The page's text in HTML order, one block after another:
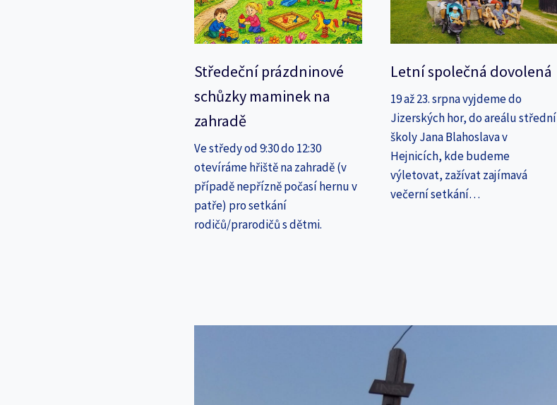
Středeční prázdninové
schůzky maminek na
zahradě
Ve středy od 9:30 do 12:30
otevíráme hřiště na zahradě (v
případě nepřízně počasí hernu v
patře) pro setkání
rodičů/prarodičů s dětmi.
Letní společná dovolená
19 až 23. srpna vyjdeme do
Jizerských hor, do areálu střední
školy Jana Blahoslava v
Hejnicích, kde budeme
výletovat, zažívat zajímavá
večerní setkání…